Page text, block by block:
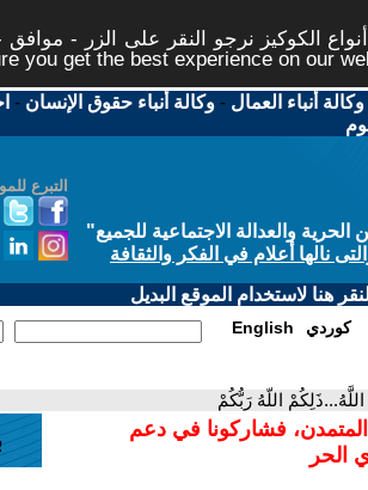
الكوكيز نرجو النقر على الزر -
you get the best experience on our
وكالة أنباء العمال -وكالة أنباء حقوق الإنسان -
التبرع
والعدالة الاجتماعية للجميع"
نالها أعلام في الفكر والثقافة
هنا لاستخدام الموقع البديل
English كوردي
اللّهُ رَبُّكُمْ
المتمدن، فشاركونا في دعم
الحر